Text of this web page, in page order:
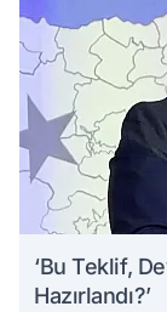
‘Bu Teklif,
Hazırlandı?’